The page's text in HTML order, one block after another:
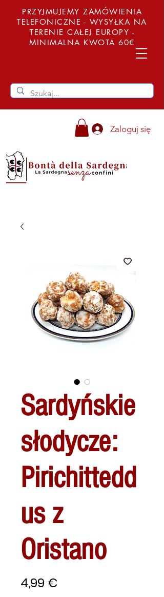
PRZYJMUJEMY ZAMÓWIENIA
TELEFONICZNE - WYSYŁKA NA
TERENIE CAŁEJ EUROPY -
MINIMALNA KWOTA 60€
Zaloguj się
Sardyńskie
słodycze:
Pirichittedd
us z
Oristano
4,99 €